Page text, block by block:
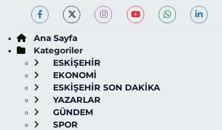
Ana Sayfa
Kategoriler
ESKİŞEHİR
EKONOMİ
ESKİŞEHİR SON DAKİKA
YAZARLAR
GÜNDEM
SPOR